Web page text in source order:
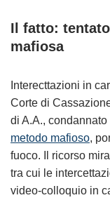
Il fatto:
mafiosa
Interecttazioni in
Corte di
di A.A., condannato
metodo mafioso,
fuoco. Il ricorso
tra cui le
video-colloquio in